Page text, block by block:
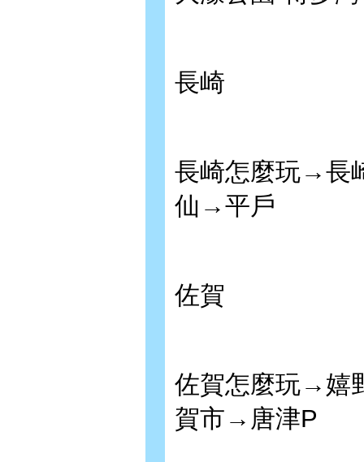
長崎
長崎怎麼玩→長
仙→平戶
佐賀
佐賀怎麼玩→
賀市→唐津P